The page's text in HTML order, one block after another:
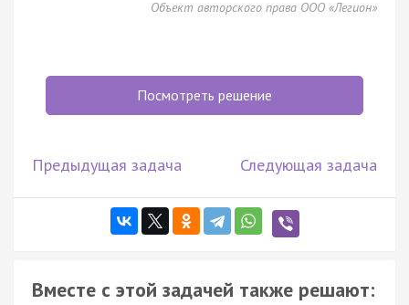
Объект авторского права ООО «Легион»
Посмотреть решение
Предыдущая задача Следующая задача
Вместе с этой задачей также решают: